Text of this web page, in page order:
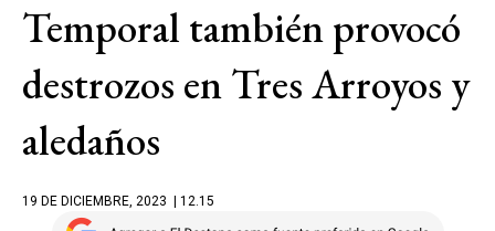
Temporal también provocó
destrozos en Tres Arroyos y
aledaños
19 DE DICIEMBRE, 2023 | 12.15